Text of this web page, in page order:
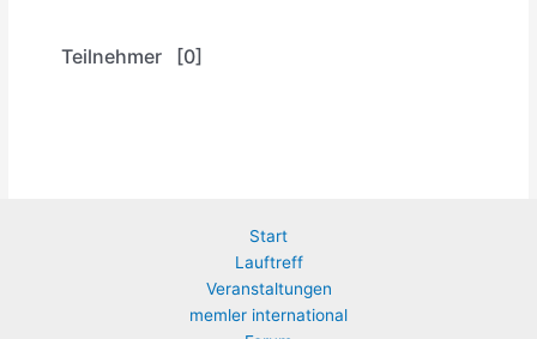
Teilnehmer [0]
Start
Lauftreff
Veranstaltungen
memler international